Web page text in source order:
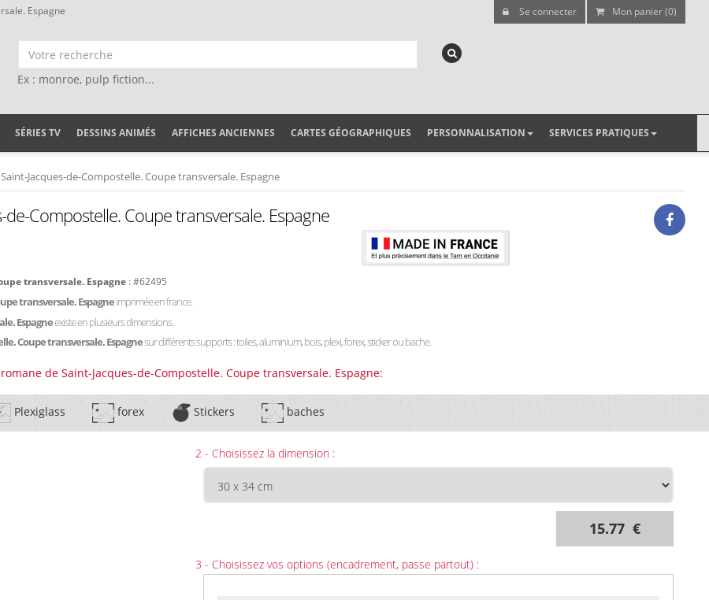
Espagne Se connecter Mon panier (0)
Ex : monroe, pulp fiction...
SÉRIES TV DESSINS ANIMÉS AFFICHES ANCIENNES CARTES GÉOGRAPHIQUES PERSONNALISATION SERVICES PRATIQUES
Jacques-de-Compostelle. Coupe transversale. Espagne
Compostelle. Coupe transversale. Espagne
transversale. Espagne : #62495
transversale. Espagneimprimée en france.
Espagneexiste en plusieurs dimensions.
Coupe transversale. Espagnesur différents supports : toiles, aluminium, bois, plexi, forex, sticker ou bache.
de Saint-Jacques-de-Compostelle. Coupe transversale. Espagne:
Plexiglass forex Stickers baches
2 - Choisissez la dimension :
15.77 €
3 - Choisissez vos options (encadrement, passe partout) :